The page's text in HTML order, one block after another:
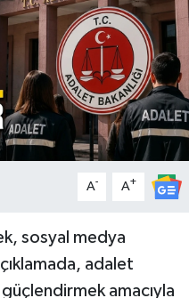
A- A+
sosyal medya
adalet
güçlendirmek amacıyla